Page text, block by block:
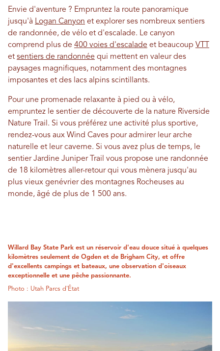
Envie d'aventure ? Empruntez la route panoramique
jusqu'à Logan Canyon et explorer ses nombreux sentiers
de randonnée, de vélo et d'escalade. Le canyon
comprend plus de 400 voies d'escalade et beaucoup VTT
et sentiers de randonnée qui mettent en valeur des
paysages magnifiques, notamment des montagnes
imposantes et des lacs alpins scintillants.
Pour une promenade relaxante à pied ou à vélo,
empruntez le sentier de découverte de la nature Riverside
Nature Trail. Si vous préférez une activité plus sportive,
rendez-vous aux Wind Caves pour admirer leur arche
naturelle et leur caverne. Si vous avez plus de temps, le
sentier Jardine Juniper Trail vous propose une randonnée
de 18 kilomètres aller-retour qui vous mènera jusqu'au
plus vieux genévrier des montagnes Rocheuses au
monde, âgé de plus de 1 500 ans.
Willard Bay State Park est un réservoir d'eau douce situé à quelques
kilomètres seulement de Ogden et de Brigham City, et offre
d'excellents campings et bateaux, une observation d'oiseaux
exceptionnelle et une pêche passionnante.
Photo : Utah Parcs d'État